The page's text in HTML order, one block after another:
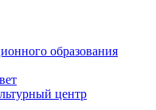
образования
центр